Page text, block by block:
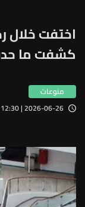
اختفت خلال
كشفت ما
منوعات
2026-06-26 | 12:30